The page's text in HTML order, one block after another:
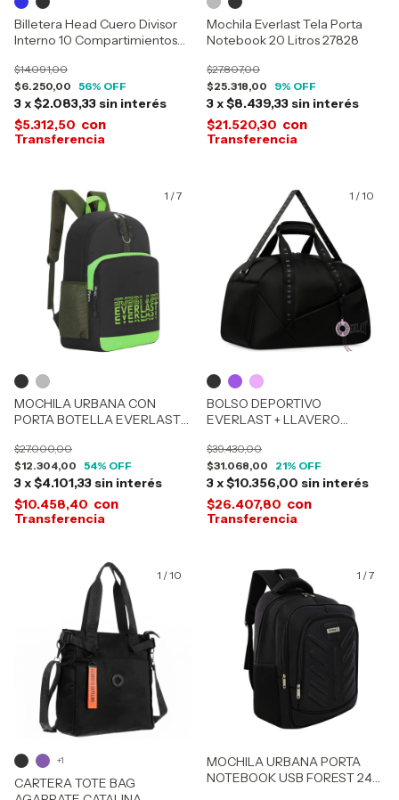
Billetera Head Cuero Divisor
Interno 10 Compartimientos
$6.250,00
$14.091,00
56% OFF
3x$2.083,33 sin interés
$5.312,50 con
Mochila Everlast Tela Porta
Notebook 20 Litros 27828
$25.318,00
$27.807,00
9% OFF
3x$8.439,33 sin interés
$21.520,30 con
1 /7
MOCHILA URBANA CON
PORTA BOTELLA EVERLAST
$12.304,00
$27.000,00
54% OFF
3x$4.101,33 sin interés
$10.458,40 con
1 /10
BOLSO DEPORTIVO
EVERLAST + LLAVERO
$31.068,00
$39.430,00
21% OFF
3x$10.356,00 sin interés
$26.407,80 con
1 /10
CARTERA TOTE BAG
+1
1 /7
MOCHILA URBANA PORTA
NOTEBOOK USB FOREST 24